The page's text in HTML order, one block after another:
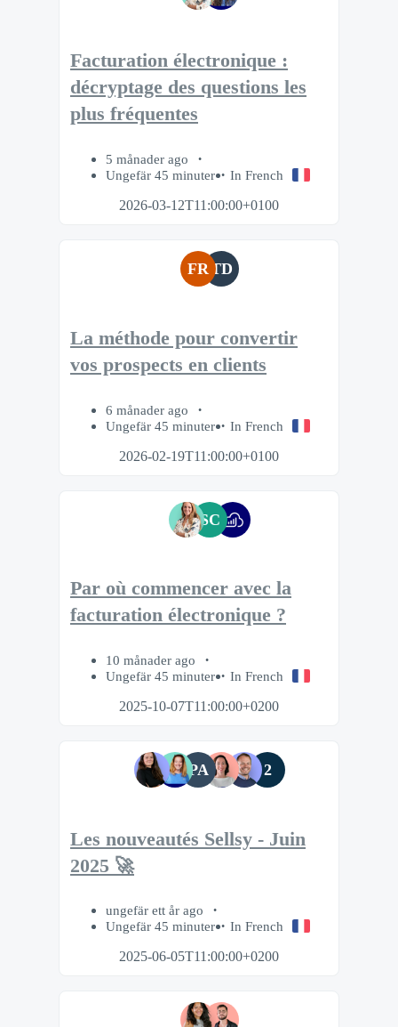
Facturation électronique :
décryptage des questions les
plus fréquentes
5 månader ago
Ungefär 45 minuter
In French
2026-03-12T11:00:00+0100
FR TD
La méthode pour convertir
vos prospects en clients
6 månader ago
Ungefär 45 minuter
In French
2026-02-19T11:00:00+0100
SC
Par où commencer avec la
facturation électronique ?
10 månader ago
Ungefär 45 minuter
In French
2025-10-07T11:00:00+0200
PA 2
Les nouveautés Sellsy - Juin
2025 🚀
ungefär ett år ago
Ungefär 45 minuter
In French
2025-06-05T11:00:00+0200